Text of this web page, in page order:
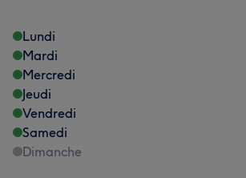
Lundi
Mardi
Mercredi
Jeudi
Vendredi
Samedi
Dimanche